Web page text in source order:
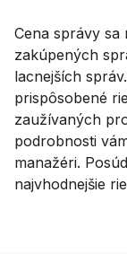
Cena správy sa
zakúpených
lacnejších
prispôsobené
zaužívaných
podrobnosti
manažéri.
najvhodnejšie